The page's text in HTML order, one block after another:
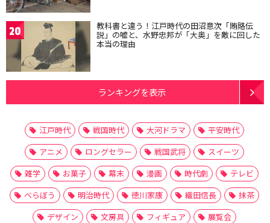
20 教科書と違う！江戸時代の田沼意次「賄賂伝
説」の嘘と、水野忠邦が「大奥」を敵に回した
本当の理由
ランキングを表示
江戸時代 戦国時代 大河ドラマ
平安時代
アニメ
ロングセラー 戦国武将
スイーツ
雑学
お菓子 幕末 漫画 時代劇
テレビ
べらぼう
明治時代 徳川家康 織田信長
抹茶
デザイン
文房具 フィギュア
展覧会